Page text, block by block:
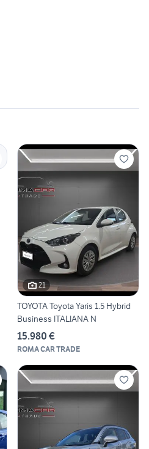
21
TOYOTA Toyota Yaris 1.5 Hybrid
Business ITALIANA N
15.980 €
ROMA CAR TRADE